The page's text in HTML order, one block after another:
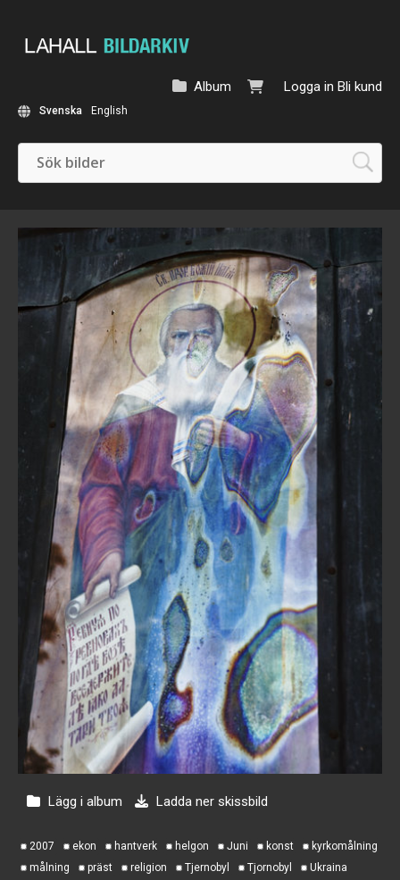
Logga in Bli kund
Album
Svenska English
Lägg i album Ladda ner skissbild
2007 ekon hantverk helgon Juni konst
kyrkomålning
målning
präst religion Tjernobyl Tjornobyl Ukraina